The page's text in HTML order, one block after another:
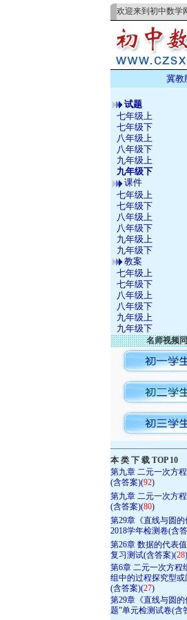
欢迎来到初中数学
冀教
试题
七年级上
七年级下
八年级上
八年级下
九年级上
九年级下
课件
七年级上
七年级下
八年级上
八年级下
九年级上
九年级下
教案
七年级上
七年级下
八年级上
八年级下
九年级上
九年级下
名师视频
本 类 下 载 TOP 10
第九章 二元一次方
(含答案)(92)
第九章 二元一次方
(含答案)(80)
第29章《直线与圆
2018学年检测卷(含
第26章 数据的代表
复习测试(含答案)(28)
第6章 二元一次方程
组中的过程探究型
(含答案)(27)
第29章《直线与圆
题”单元检测试卷(含